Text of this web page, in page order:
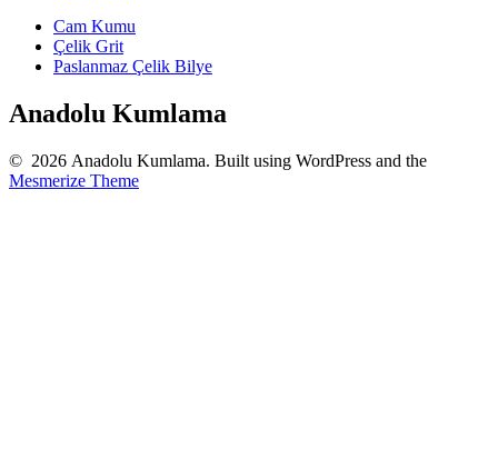
Cam Kumu
Çelik Grit
Paslanmaz Çelik Bilye
Anadolu Kumlama
© 2026 Anadolu Kumlama. Built using WordPress and the
Mesmerize Theme